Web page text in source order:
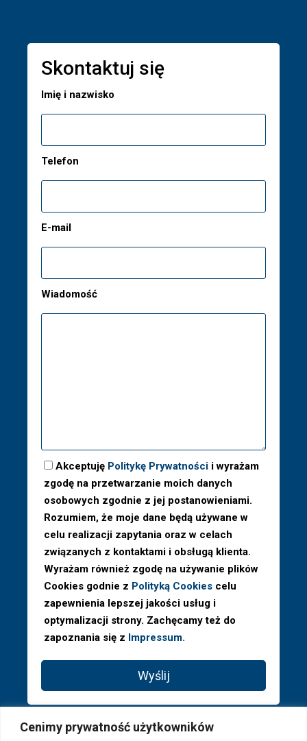
Cenimy prywatność użytkowników
Skontaktuj się
Imię i nazwisko
Telefon
E-mail
Wiadomość
Akceptuję Politykę Prywatności i wyrażam
zgodę na przetwarzanie moich danych
osobowych zgodnie z jej postanowieniami.
Rozumiem, że moje dane będą używane w
celu realizacji zapytania oraz w celach
związanych z kontaktami i obsługą klienta.
Wyrażam również zgodę na używanie plików
Cookies godnie z Polityką Cookies celu
zapewnienia lepszej jakości usług i
optymalizacji strony. Zachęcamy też do
zapoznania się z Impressum.
Wyślij